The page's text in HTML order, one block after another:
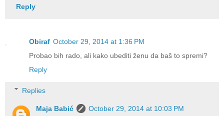
Reply
Obiraf October 29, 2014 at 1:36 PM
Probao bih rado, ali kako ubediti ženu da baš to spremi?
Reply
Replies
Maja Babić
October 29, 2014 at 10:03 PM